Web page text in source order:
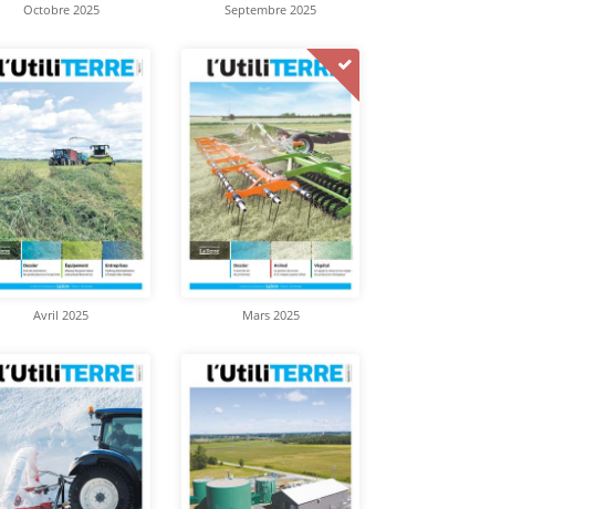
Octobre 2025 Septembre 2025
Avril 2025 Mars 2025